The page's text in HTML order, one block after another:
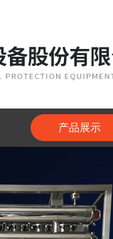
产品展示